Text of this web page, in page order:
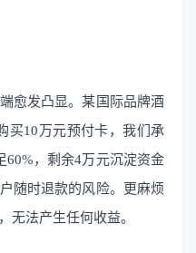
愈发凸显。某国际品牌酒
买10万元预付卡，我们承
60%，剩余4万元沉淀资金
随时退款的风险。更麻烦
无法产生任何收益。